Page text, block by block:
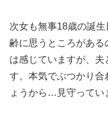
次女も無事18歳の誕
齢に思うところがあ
は感じていますが、夫
す。本気でぶつかり合
ょうから…見守ってい